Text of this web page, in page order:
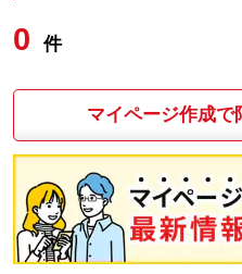
0 件
マイページ作成で